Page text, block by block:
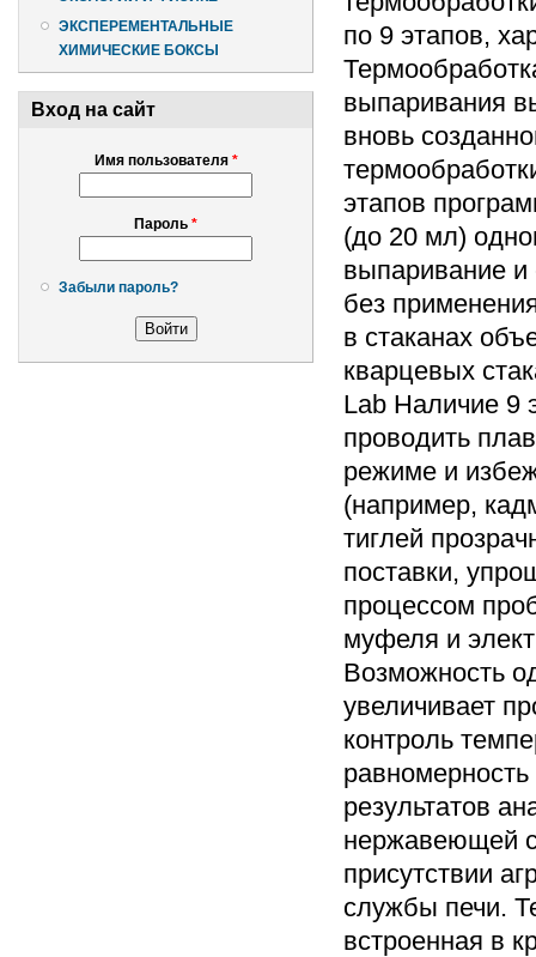
ЭКСПЕРЕМЕНТАЛЬНЫЕ
ХИМИЧЕСКИЕ БОКСЫ
Вход на сайт
Имя пользователя *
Пароль *
Забыли пароль?
по 9 этапов,
выпаривания
вновь
этапов
(до 20 мл)
выпаривание
без
в стаканах
кварцевых
Lab Наличие 9
проводить
режиме и
(например,
тиглей
поставки,
процессом
муфеля и
Возможность
увеличивает
контроль
результатов
нержавеющей
присутствии
службы печи.
встроенная в